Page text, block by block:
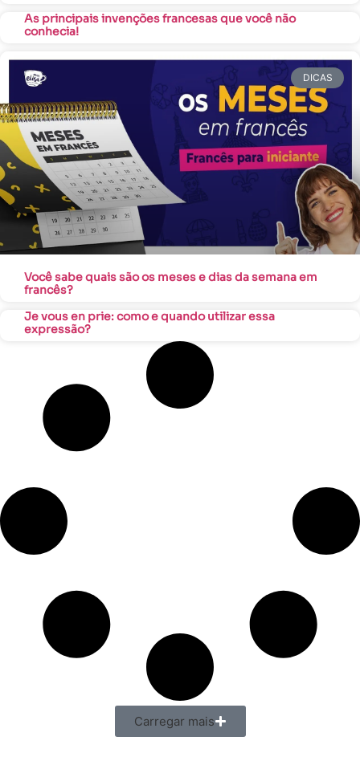
As principais invenções francesas que você não
conhecia!
DICAS
Você sabe quais são os meses e dias da semana em
francês?
Je vous en prie: como e quando utilizar essa
expressão?
Carregar mais